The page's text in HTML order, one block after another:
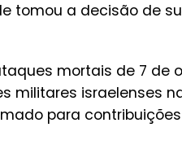
tomou a decisão de
mortais de 7 de
militares israelenses
para